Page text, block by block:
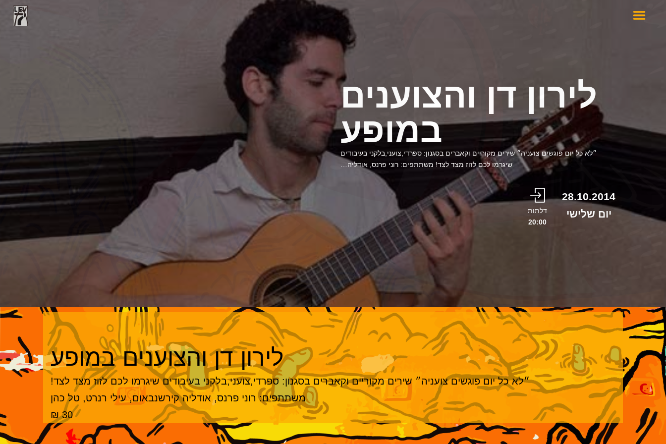
לירון דן והצוענים
במופע
״לא כל יום פוגשים צועניה״ שירים מקוריים וקאברים בסגנון: ספרדי,צועני,בלקני בעיבודים
שיגרמו לכם לזוז מצד לצד! משתתפים: רוני פרנס, אודליה…
28.10.2014
יום שלישי
דלתות
20:00
לירון דן והצוענים במופע
״לא כל יום פוגשים צועניה״ שירים מקוריים וקאברים בסגנון: ספרדי,צועני,בלקני בעיבודים שיגרמו לכם לזוז מצד לצד!
משתתפים: רוני פרנס, אודליה קירשנבאום, עילי רנרט, טל כהן
30 ₪